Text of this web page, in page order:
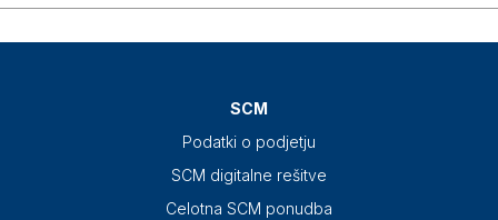
SCM
Podatki o podjetju
SCM digitalne rešitve
Celotna SCM ponudba